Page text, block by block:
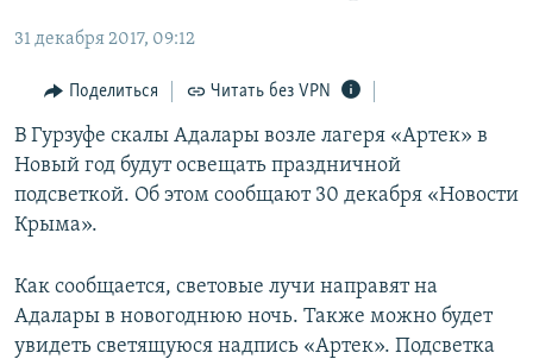
навигации
Вернутся
поиску
КАРТА ВОЕННЫХ ОБЪЕКТОВ КРЫМА
11 ЛЕТ ОККУПАЦИИ КРЫМА. 11 ИСТОРИЙ СОПРОТИВЛЕНИЯ
ИСТОРИЯ
ЕЩЕ
ИНТЕРАКТИВ
ИНФОГРАФИКА
ТЕЛЕПРОЕКТ КРЫМ.РЕАЛИИ
ПОБЕДИТЕЛЕЙ НЕ СУДЯТ?
РАДІО СВОБОДА
КАК ОБОЙТИ БЛОКИРОВКУ
Українською
Qırımtatar
ПРИСОЕДИНЯЙТЕСЬ!
31 декабря 2017, 09:12
Поделиться Читать без VPN
В Гурзуфе скалы Адалары возле лагеря «Артек» в
Новый год будут освещать праздничной
подсветкой. Об этом сообщают 30 декабря «Новости
Крыма».
Как сообщается, световые лучи направят на
Адалары в новогоднюю ночь. Также можно будет
увидеть светящуюся надпись «Артек». Подсветка